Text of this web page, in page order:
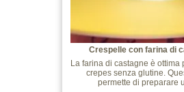
Crespelle con farina di
La farina di castagne è ottima
crepes senza glutine.
permette di preparare